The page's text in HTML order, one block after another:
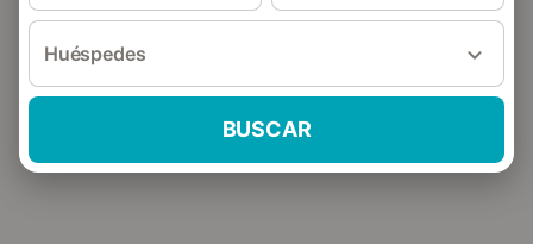
Huéspedes
BUSCAR